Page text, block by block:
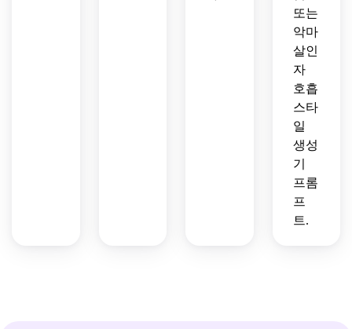
또는
악마
살인
자
호흡
스타
일
생성
기
프롬
프
트.